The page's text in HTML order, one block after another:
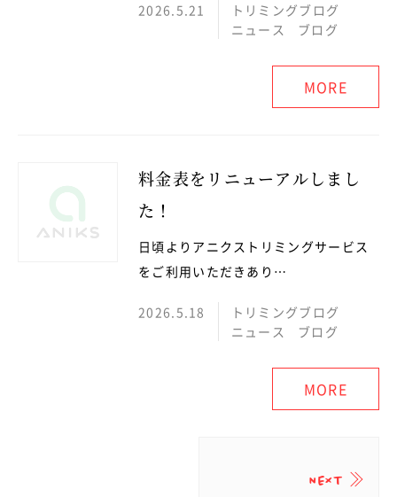
2026.5.21
トリミングブログ
ニュース
ブログ
MORE
料金表をリニューアルしまし
た！
日頃よりアニクストリミングサービス
をご利用いただきあり…
2026.5.18
トリミングブログ
ニュース
ブログ
MORE
NEXT